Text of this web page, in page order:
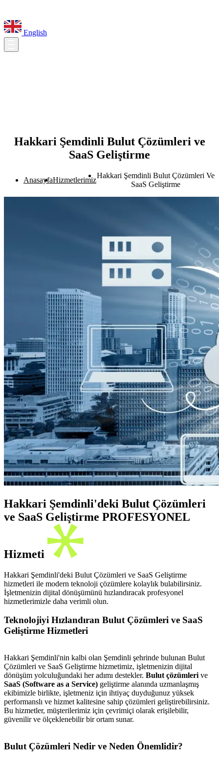
English
Hakkari Şemdinli Bulut Çözümleri ve
SaaS Geliştirme
AnasayfaHizmetlerimiz
Hakkari Şemdinli Bulut Çözümleri Ve
SaaS Geliştirme
Hakkari Şemdinli'deki Bulut Çözümleri
ve SaaS Geliştirme PROFESYONEL
Hizmeti
Hakkari Şemdinli'deki Bulut Çözümleri ve SaaS Geliştirme
hizmetleri ile modern teknoloji çözümlere kolaylık bulabilirsiniz.
İşletmenizin dijital dönüşümünü hızlandıracak profesyonel
hizmetlerimizle daha verimli olun.
Teknolojiyi Hızlandıran Bulut Çözümleri ve SaaS
Geliştirme Hizmetleri
Hakkari Şemdinli'nin kalbi olan Şemdinli şehrinde bulunan Bulut
Çözümleri ve SaaS Geliştirme hizmetimiz, işletmenizin dijital
dönüşüm yolculuğundaki her adımı destekler. Bulut çözümleri ve
SaaS (Software as a Service) geliştirme alanında uzmanlaşmış
ekibimizle birlikte, işletmeniz için ihtiyaç duyduğunuz yüksek
performanslı ve hizmet kalitesine sahip çözümleri geliştirebilirsiniz.
Bu hizmetler, müşterilerimiz için çevrimiçi olarak erişilebilir,
güvenilir ve ölçeklenebilir bir ortam sunar.
Bulut Çözümleri Nedir ve Neden Önemlidir?